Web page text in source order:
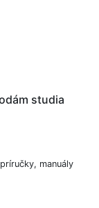
studia
manuály